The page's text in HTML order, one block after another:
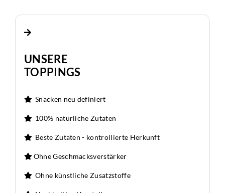
UNSERE
TOPPINGS
Snacken neu definiert
100% natürliche Zutaten
Beste Zutaten - kontrollierte Herkunft
Ohne Geschmacksverstärker
Ohne künstliche Zusatzstoffe